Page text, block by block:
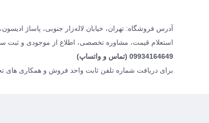
آدرس فروشگاه: تهران، خیابان لاله‌زار جنوبی، پاساژ ادیسون، پلاک ۱۶، برق و
استعلام قیمت، مشاوره تخصصی، اطلاع از موجودی و ثبت
09934164649 (تماس و واتساپ)
برای دریافت شماره تلفن ثابت واحد فروش و همکاری های